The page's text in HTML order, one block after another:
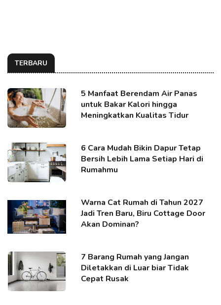
TERBARU
5 Manfaat Berendam Air Panas
untuk Bakar Kalori hingga
Meningkatkan Kualitas Tidur
6 Cara Mudah Bikin Dapur Tetap
Bersih Lebih Lama Setiap Hari di
Rumahmu
Warna Cat Rumah di Tahun 2027
Jadi Tren Baru, Biru Cottage Door
Akan Dominan?
7 Barang Rumah yang Jangan
Diletakkan di Luar biar Tidak
Cepat Rusak